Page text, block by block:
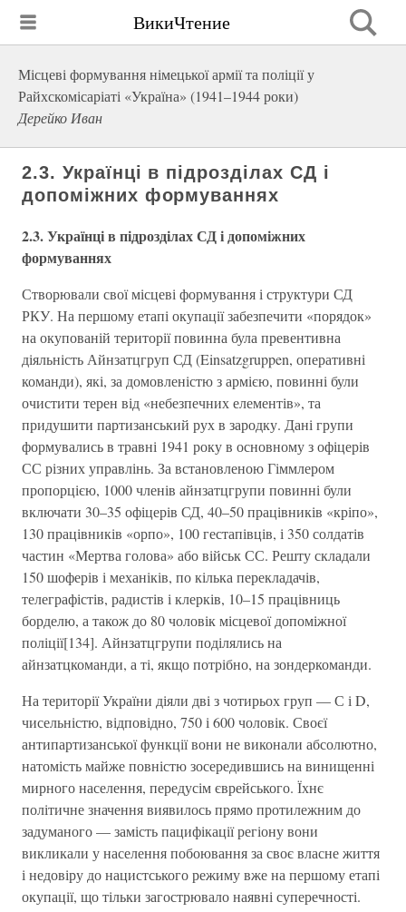
ВикиЧтение
Місцеві формування німецької армії та поліції у
Райхскомісаріаті «Україна» (1941–1944 роки)
Дерейко Иван
2.3. Українці в підрозділах СД і
допоміжних формуваннях
2.3. Українці в підрозділах СД і допоміжних
формуваннях
Створювали свої місцеві формування і структури СД
РКУ. На першому етапі окупації забезпечити «порядок»
на окупованій території повинна була превентивна
діяльність Айнзатцгруп СД (Einsatzgruppen, оперативні
команди), які, за домовленістю з армією, повинні були
очистити терен від «небезпечних елементів», та
придушити партизанський рух в зародку. Дані групи
формувались в травні 1941 року в основному з офіцерів
СС різних управлінь. За встановленою Гіммлером
пропорцією, 1000 членів айнзатцгрупи повинні були
включати 30–35 офіцерів СД, 40–50 працівників «кріпо»,
130 працівників «орпо», 100 гестапівців, і 350 солдатів
частин «Мертва голова» або військ СС. Решту складали
150 шоферів і механіків, по кілька перекладачів,
телеграфістів, радистів і клерків, 10–15 працівниць
борделю, а також до 80 чоловік місцевої допоміжної
поліції[134]. Айнзатцгрупи поділялись на
айнзатцкоманди, а ті, якщо потрібно, на зондеркоманди.
На території України діяли дві з чотирьох груп — С і D,
чисельністю, відповідно, 750 і 600 чоловік. Своєї
антипартизанської функції вони не виконали абсолютно,
натомість майже повністю зосередившись на винищенні
мирного населення, передусім єврейського. Їхнє
політичне значення виявилось прямо протилежним до
задуманого — замість пацифікації регіону вони
викликали у населення побоювання за своє власне життя
і недовіру до нацистського режиму вже на першому етапі
окупації, що тільки загострювало наявні суперечності.